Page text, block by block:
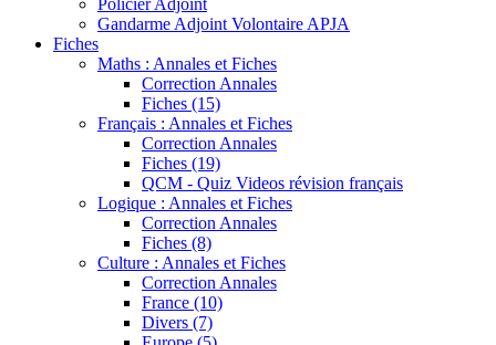
Policier Adjoint
Gandarme Adjoint Volontaire APJA
Fiches
Maths : Annales et Fiches
Correction Annales
Fiches (15)
Français : Annales et Fiches
Correction Annales
Fiches (19)
QCM - Quiz Videos révision français
Logique : Annales et Fiches
Correction Annales
Fiches (8)
Culture : Annales et Fiches
Correction Annales
France (10)
Divers (7)